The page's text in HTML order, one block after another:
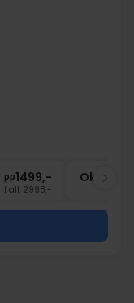
pp1499,-
I alt 2998,-
Okt